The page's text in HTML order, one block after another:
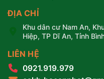
ĐỊA CHỈ
Khu dân cư Nam An,
Hiệp, TP Dĩ An, Tỉnh
LIÊN HỆ
0921.919.979